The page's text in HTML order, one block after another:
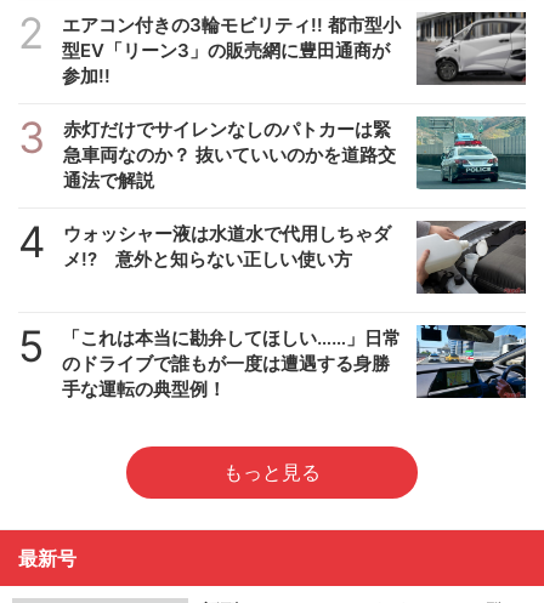
2
エアコン付きの3輪モビリティ!! 都市型小
型EV「リーン3」の販売網に豊田通商が
参加!!
3
赤灯だけでサイレンなしのパトカーは緊
急車両なのか？ 抜いていいのかを道路交
通法で解説
4
ウォッシャー液は水道水で代用しちゃダ
メ!? 意外と知らない正しい使い方
5
「これは本当に勘弁してほしい……」日常
のドライブで誰もが一度は遭遇する身勝
手な運転の典型例！
もっと見る
最新号